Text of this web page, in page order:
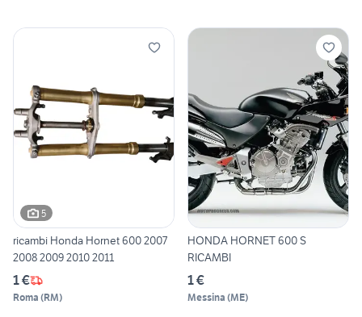
5
ricambi Honda Hornet 600 2007
2008 2009 2010 2011
1 €
Roma (RM)
HONDA HORNET 600 S
RICAMBI
1 €
Messina (ME)